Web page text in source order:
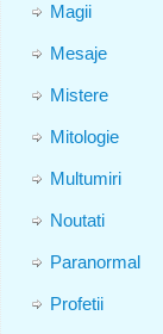
Magii
Mesaje
Mistere
Mitologie
Multumiri
Noutati
Paranormal
Profetii